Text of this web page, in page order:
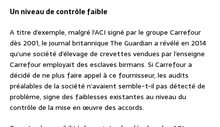
Un niveau de contrôle faible
A titre d’exemple, malgré l’ACI signé par le groupe Carrefour
dès 2001, le journal britannique The Guardian a révélé en 2014
qu’une société d’élevage de crevettes vendues par l’enseigne
Carrefour employait des esclaves birmans. Si Carrefour a
décidé de ne plus faire appel à ce fournisseur, les audits
préalables de la société n’avaient semble-t-il pas détecté de
problème, signe des faiblesses existantes au niveau du
contrôle de la mise en œuvre des accords.